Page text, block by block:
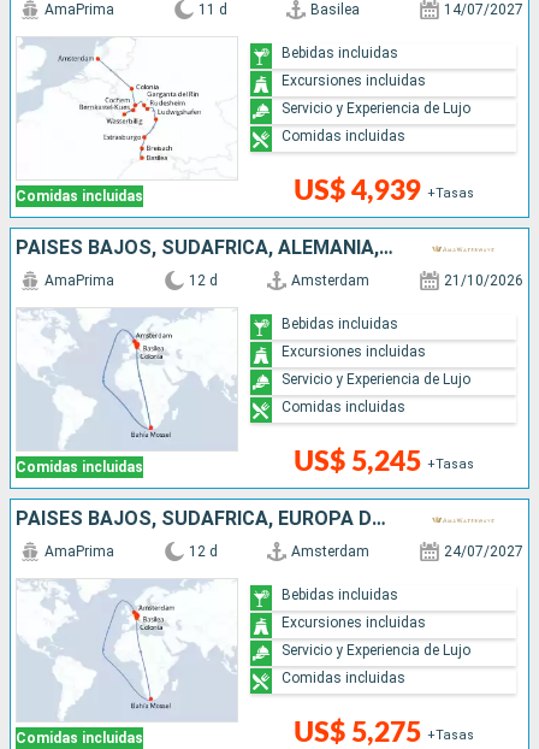
Comidas incluidas
AmaPrima 11 d Basilea 14/07/2027
US$ 4,939 +Tasas
Bebidas incluidas
Excursiones incluidas
Servicio y Experiencia de Lujo
Comidas incluidas
PAISES BAJOS, SUDAFRICA, ALEMANIA, FRANCIA, SUIZA
Comidas incluidas
AmaPrima 12 d Amsterdam 21/10/2026
US$ 5,245 +Tasas
Bebidas incluidas
Excursiones incluidas
Servicio y Experiencia de Lujo
Comidas incluidas
PAISES BAJOS, SUDAFRICA, EUROPA DEL NORTE, ALEMANIA, FRANCIA, SUIZA
Comidas incluidas
AmaPrima 12 d Amsterdam 24/07/2027
US$ 5,275 +Tasas
Bebidas incluidas
Excursiones incluidas
Servicio y Experiencia de Lujo
Comidas incluidas